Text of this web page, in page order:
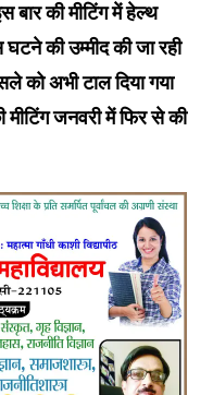
बार की मीट‍िंग में हेल्‍थ
की उम्‍मीद की जा रही
को अभी टाल द‍िया गया
जनवरी में फ‍िर से की